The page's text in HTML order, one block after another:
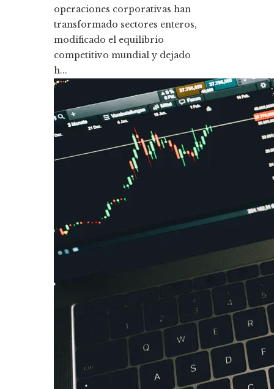
operaciones corporativas han
transformado sectores enteros,
modificado el equilibrio
competitivo mundial y dejado
h...